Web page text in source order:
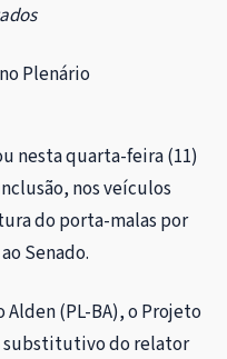
Plenário
nesta quarta-feira (11)
nos veículos
do porta-malas por
Senado.
(PL-BA), o Projeto
substitutivodo relator